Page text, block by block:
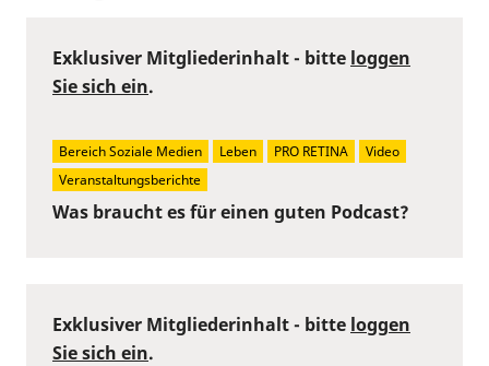
Was braucht es für einen guten Podcast?
Exklusiver Mitgliederinhalt - bitte loggen
Sie sich ein.
Bereich Soziale Medien Leben PRO RETINA
Video
Veranstaltungsberichte
Exklusiver Mitgliederinhalt - bitte loggen
Sie sich ein.